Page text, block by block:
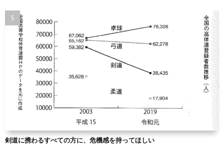
剣道に携わるすべての方に、危機感を持ってほしい